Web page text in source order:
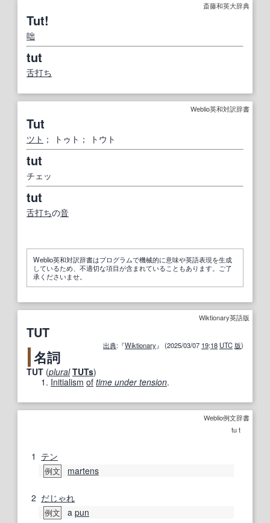
斎藤和英大辞典
Tut!
咄
tut
舌打ち
Weblio英和対訳辞書
Tut
ツト ； トゥト； トウト
tut
チェッ
tut
舌打ちの音
Weblio英和対訳辞書はプログラムで機械的に意味や英語表現を生成
しているため、不適切な項目が含まれていることもあります。ご了
承くださいませ。
Wiktionary英語版
TUT
出典:『Wiktionary』 (2025/03/07 19:18 UTC 版)
名詞
TUT (plural TUTs)
Initialism of time under tension.
Weblio例文辞書
tu t
1 テン
例文 martens
2 だじゃれ
例文 a pun